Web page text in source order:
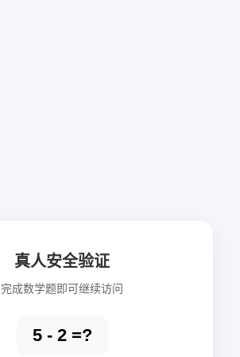
真人安全验证
完成数学题即可继续访问
5 - 2 =?